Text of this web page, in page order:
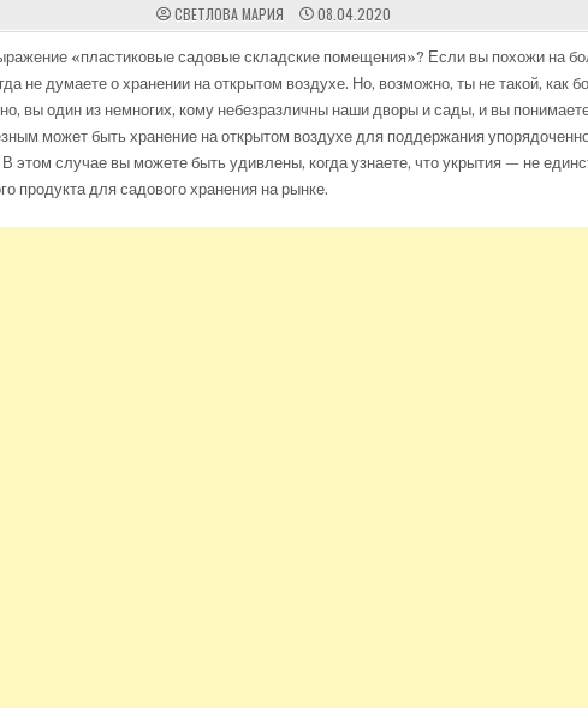
СВЕТЛОВА МАРИЯ 08.04.2020
«пластиковые садовые складские помещения»? Если вы похожи на
не думаете о хранении на открытом воздухе. Но, возможно, ты не такой, как
вы один из немногих, кому небезразличны наши дворы и сады, и вы
может быть хранение на открытом воздухе для поддержания
этом случае вы можете быть удивлены, когда узнаете, что укрытия — не
продукта для садового хранения на рынке.